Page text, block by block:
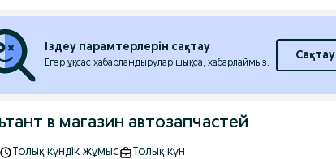
Іздеу парамтерлерін сақтау
Егер ұқсас хабарландырулар шықса, хабарлаймыз.
Сақтау
в магазин автозапчастей
Толық күндік жұмыс Толық күн